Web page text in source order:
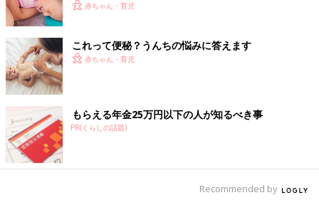
赤ちゃん・育児
これって便秘？うんちの悩みに答えます
赤ちゃん・育児
もらえる年金25万円以下の人が知るべき事
PR(くらしの話題)
Recommended by